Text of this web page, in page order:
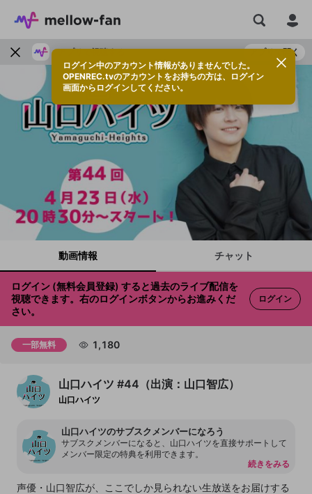
アプリで視聴する アプリで開く
動画情報 チャット
ログイン (無料会員登録) すると過去のライブ配信を
視聴できます。右のログインボタンからお進みくだ
さい。
ログイン
一部無料 1,180
山口ハイツ #44（出演：山口智広）
山口ハイツ
山口ハイツのサブスクメンバーになろう
サブスクメンバーになると、山口ハイツを直接サポートして
メンバー限定の特典を利用できます。
続きをみる
声優・山口智広が、ここでしか見られない生放送をお届けする
ログイン中のアカウント情報がありませんでした。
OPENREC.tvのアカウントをお持ちの方は、ログイン
画面からログインしてください。